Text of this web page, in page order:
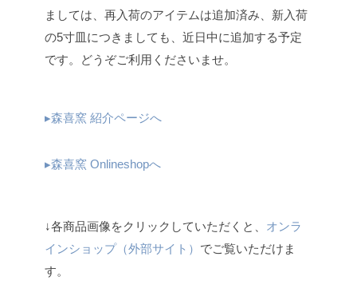
ましては、再入荷のアイテムは追加済み、新入荷
の5寸皿につきましても、近日中に追加する予定
です。どうぞご利用くださいませ。
▸森喜窯 紹介ページへ
▸森喜窯 Onlineshopへ
↓各商品画像をクリックしていただくと、 オンラ
インショップ（外部サイト） でご覧いただけま
す。